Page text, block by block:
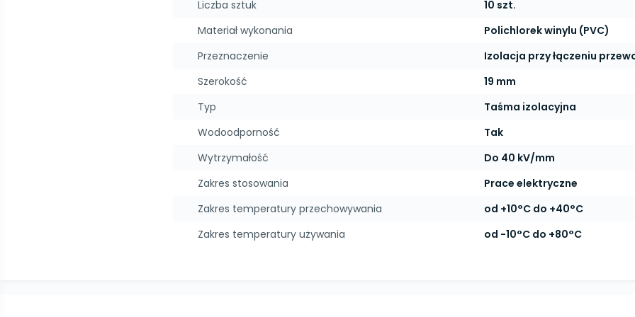
Liczba sztuk
10 szt.
Materiał wykonania
Polichlorek winylu (PVC)
Przeznaczenie
Izolacja przy łączeniu
Szerokość
19 mm
Typ
Taśma izolacyjna
Wodoodporność
Tak
Wytrzymałość
Do 40 kV/mm
Zakres stosowania
Prace elektryczne
Zakres temperatury przechowywania
od +10°C do +40°C
Zakres temperatury używania
od -10°C do +80°C